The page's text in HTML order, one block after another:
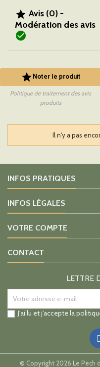
 Avis (0) -
Modération des avis

Noter le produit
Politique de traitement des avis
produits
Il n'y a pas
INFOS PRATIQUES
INFOS LÉGALES
VOTRE COMPTE
CONTACT
LETTRE
J'ai lu et j'accepte la
© Copyright 2026 Le Pech